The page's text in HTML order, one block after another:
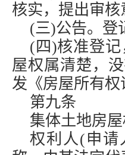
核实，提出审核
(三)公告。登
(四)核准登
屋权属清楚，
发《房屋所有权
第九条
集体土地房
权利人(申请